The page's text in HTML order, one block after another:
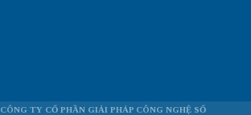
CÔNG TY CỔ PHẦN GIẢI PHÁP CÔNG NGHỆ SỐ